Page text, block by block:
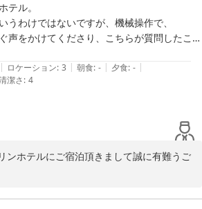
一同、心よりお待ちしております。
テル。
うわけではないですが、機械操作で、
声をかけてくださり、こちらが質問したこと
いました。
があり、お風呂トイレもキレイでした。タオ
便利に感じました。
ではあるけれど、和と洋が用意されており、
らも気持ち良い接客で迎えてくださいまし
が、どこを改装していたのかわからないぐら
| ロケーション: 3 | 朝食: - | 夕食: - |
潔さ: 4
ンホテルにご宿泊頂きまして誠に有難うご
ぐ声をかけてくださり、こちらが質問した